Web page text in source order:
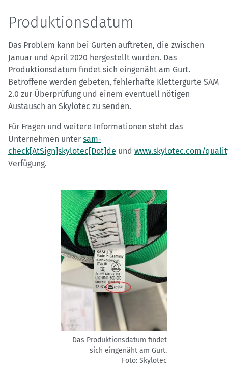
Produktionsdatum
Das Problem kann bei Gurten auftreten, die zwischen
Januar und April 2020 hergestellt wurden. Das
Produktionsdatum findet sich eingenäht am Gurt.
Betroffene werden gebeten, fehlerhafte Klettergurte SAM
2.0 zur Überprüfung und einem eventuell nötigen
Austausch an Skylotec zu senden.
Für Fragen und weitere Informationen steht das
Unternehmen unter sam-
check[AtSign]skylotec[Dot]de und www.skylotec.com/
Verfügung.
Das Produktionsdatum findet
sich eingenäht am Gurt.
Foto: Skylotec